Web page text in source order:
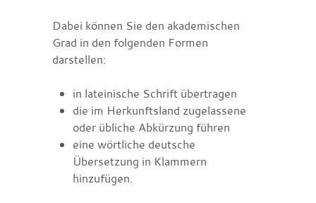
Dabei können Sie den akademischen
Grad in den folgenden Formen
darstellen:
in lateinische Schrift übertragen
die im Herkunftsland zugelassene
oder übliche Abkürzung führen
eine wörtliche deutsche
Übersetzung in Klammern
hinzufügen.